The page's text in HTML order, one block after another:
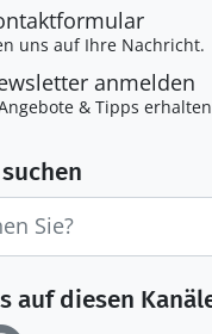
uns auf Ihre Nachricht.
anmelden
& Tipps
auf diesen